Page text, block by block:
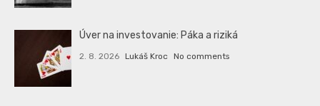
Úver na investovanie: Páka a riziká
2. 8. 2026 Lukáš Kroc No comments